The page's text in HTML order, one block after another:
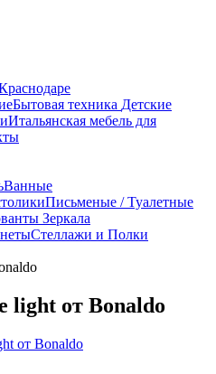
Бытовая техника Детские
Итальянская мебель для
Ванные
Письменые / Туалетные
Зеркала
Стеллажи и Полки
light от Bonaldo